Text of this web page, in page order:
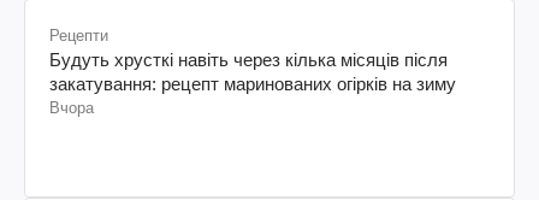
Рецепти
Будуть хрусткі навіть через кілька місяців після
закатування: рецепт маринованих огірків на зиму
Вчора